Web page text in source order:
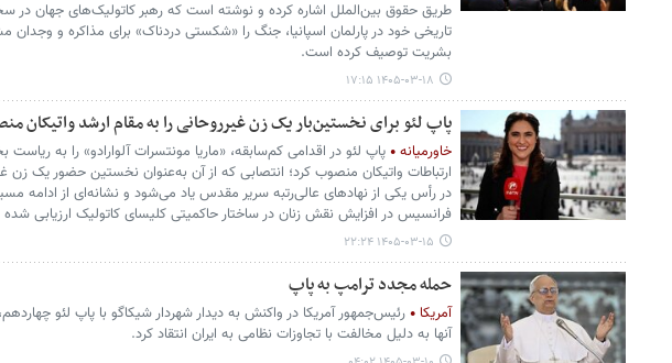
طریق حقوق بین‌الملل اشاره کرده و نوشته است که رهبر کاتولیک‌های جهان در
تاریخی خود در پارلمان اسپانیا، جنگ را «شکستی دردناک» برای مذاکره و وجدان
بشریت توصیف کرده است.
۱۴۰۵-۰۳-۱۸ ۱۷:۱۵
پاپ لئو برای نخستین‌بار یک زن غیرروحانی را به مقام ارشد واتیکان
خاورمیانه
پاپ لئو در اقدامی کم‌سابقه، «ماریا مونتسرات آلوارادو» را به
ارتباطات واتیکان منصوب کرد؛ انتصابی که از آن به‌عنوان نخستین حضور یک زن
در رأس یکی از نهادهای عالی‌رتبه سریر مقدس یاد می‌شود و نشانه‌ای از ادامه
فرانسیس در افزایش نقش زنان در ساختار حاکمیتی کلیسای کاتولیک ارزیابی
۱۴۰۵-۰۳-۱۵ ۲۲:۲۴
حمله مجدد ترامپ به پاپ
آمریکا
رئیس‌جمهور آمریکا در واکنش به دیدار شهردار شیکاگو با پاپ لئو
آنها به دلیل مخالفت با تجاوزات نظامی به ایران انتقاد کرد.